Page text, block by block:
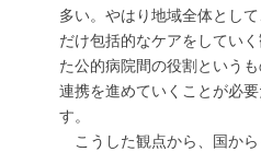
多い。やはり地域全体とし
だけ包括的なケアをしてい
た公的病院間の役割という
連携を進めていくことが必
す。
こうした観点から、国か